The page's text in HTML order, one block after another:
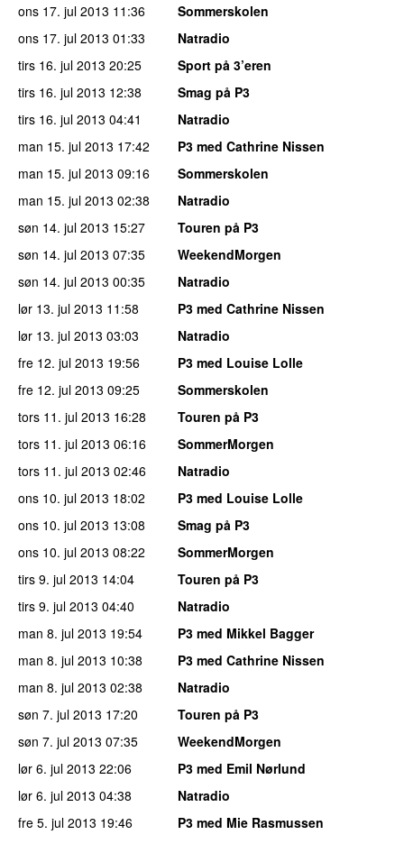
ons 17. jul 2013 11:36
Sommerskolen
ons 17. jul 2013 01:33
Natradio
tirs 16. jul 2013 20:25
Sport på 3’eren
tirs 16. jul 2013 12:38
Smag på P3
tirs 16. jul 2013 04:41
Natradio
man 15. jul 2013 17:42
P3 med Cathrine Nissen
man 15. jul 2013 09:16
Sommerskolen
man 15. jul 2013 02:38
Natradio
søn 14. jul 2013 15:27
Touren på P3
søn 14. jul 2013 07:35
WeekendMorgen
søn 14. jul 2013 00:35
Natradio
lør 13. jul 2013 11:58
P3 med Cathrine Nissen
lør 13. jul 2013 03:03
Natradio
fre 12. jul 2013 19:56
P3 med Louise Lolle
fre 12. jul 2013 09:25
Sommerskolen
tors 11. jul 2013 16:28
Touren på P3
tors 11. jul 2013 06:16
SommerMorgen
tors 11. jul 2013 02:46
Natradio
ons 10. jul 2013 18:02
P3 med Louise Lolle
ons 10. jul 2013 13:08
Smag på P3
ons 10. jul 2013 08:22
SommerMorgen
tirs 9. jul 2013 14:04
Touren på P3
tirs 9. jul 2013 04:40
Natradio
man 8. jul 2013 19:54
P3 med Mikkel Bagger
man 8. jul 2013 10:38
P3 med Cathrine Nissen
man 8. jul 2013 02:38
Natradio
søn 7. jul 2013 17:20
Touren på P3
søn 7. jul 2013 07:35
WeekendMorgen
lør 6. jul 2013 22:06
P3 med Emil Nørlund
lør 6. jul 2013 04:38
Natradio
fre 5. jul 2013 19:46
P3 med Mie Rasmussen